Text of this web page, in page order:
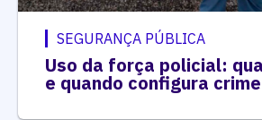
SEGURANÇA PÚBLICA
Uso da força policial:
e quando configura crime